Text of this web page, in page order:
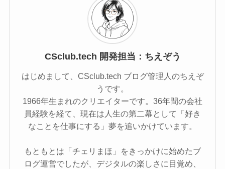
CSclub.tech 開発担当：ちえぞう
はじめまして、CSclub.tech ブログ管理人のちえぞ
うです。
1966年生まれのクリエイターです。36年間の会社
員経験を経て、現在は人生の第二幕として「好き
なことを仕事にする」夢を追いかけています。
もともとは「チェリまほ」をきっかけに始めたブ
ログ運営でしたが、デジタルの楽しさに目覚め、